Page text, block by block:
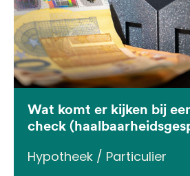
Wat komt er kijken bij
check
Hypotheek / Particulier